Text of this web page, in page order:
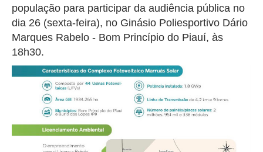
população para participar da audiência pública no
dia 26 (sexta-feira), no Ginásio Poliesportivo Dário
Marques Rabelo - Bom Princípio do Piauí, às
18h30.